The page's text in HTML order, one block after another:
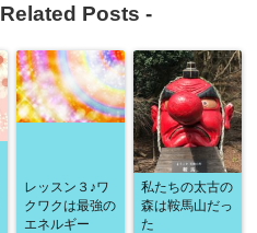
Related Posts -
レッスン３♪ワ
クワクは最強の
エネルギー
私たちの太古の
森は鞍馬山だっ
た